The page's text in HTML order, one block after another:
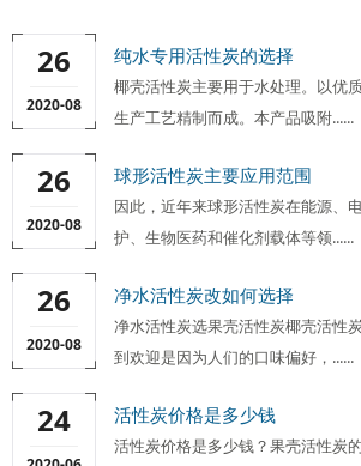
26
2020-08
纯水专用活性炭的选择
椰壳活性炭主要用于水处理。以优
生产工艺精制而成。本产品吸附......
26
2020-08
球形活性炭主要应用范围
因此，近年来球形活性炭在能源、
护、生物医药和催化剂载体等领......
26
2020-08
净水活性炭改如何选择
净水活性炭选果壳活性炭椰壳活性
到欢迎是因为人们的口味偏好，......
24 活性炭价格是多少钱
活性炭价格是多少钱？果壳活性炭